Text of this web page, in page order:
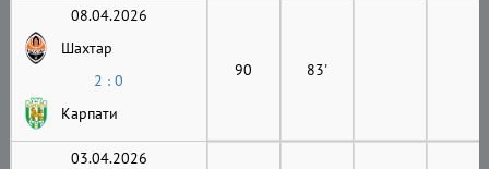
08.04.2026
Шахтар
2 : 0
Карпати
90 83'
03.04.2026